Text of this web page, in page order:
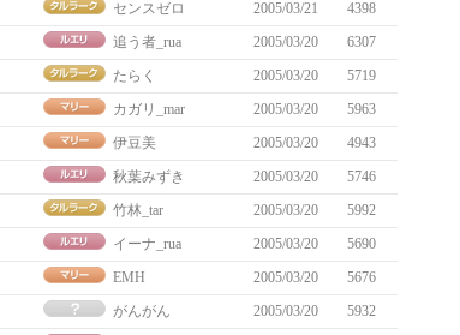
センスゼロ 2005/03/21
4398
追う者_rua 2005/03/20
6307
たらく 2005/03/20
5719
カガリ_mar 2005/03/20
5963
伊豆美 2005/03/20
4943
秋葉みずき 2005/03/20
5746
竹林_tar 2005/03/20
5992
イーナ_rua 2005/03/20
5690
EMH 2005/03/20
5676
がんがん 2005/03/20
5932